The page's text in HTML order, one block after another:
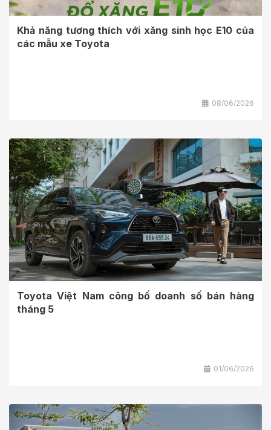
Khả năng tương thích với xăng sinh học E10 của
các mẫu xe Toyota
08/06/2026
Toyota Việt Nam công bố doanh số bán hàng
tháng 5
01/06/2026